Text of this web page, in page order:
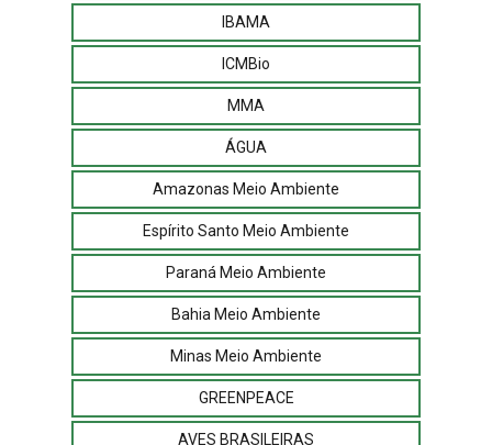
IBAMA
ICMBio
MMA
ÁGUA
Amazonas Meio Ambiente
Espírito Santo Meio Ambiente
Paraná Meio Ambiente
Bahia Meio Ambiente
Minas Meio Ambiente
GREENPEACE
AVES BRASILEIRAS